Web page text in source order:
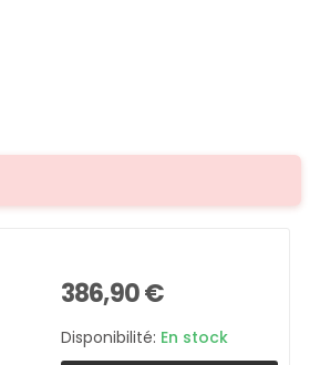
386,90 €
Disponibilité: En stock